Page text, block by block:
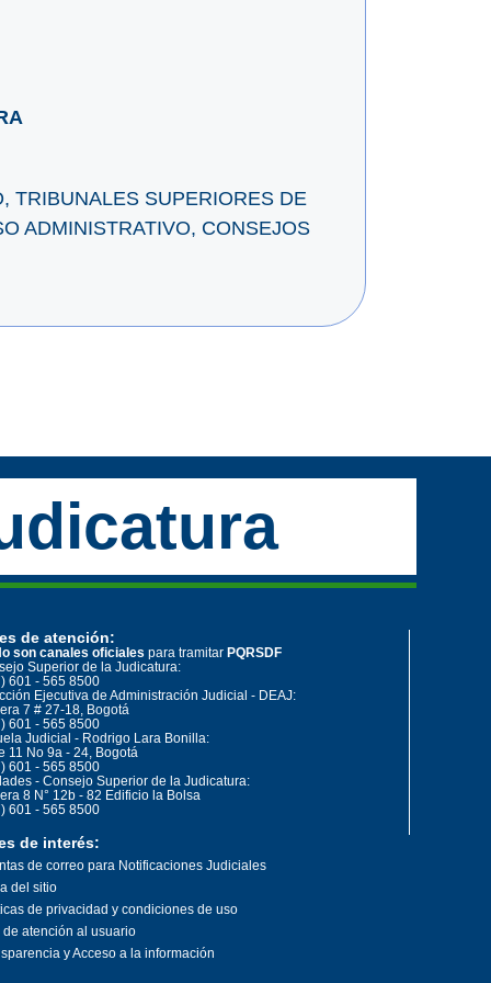
TRIBUNALES SUPERIORES DE
ADMINISTRATIVO, CONSEJOS
de atención:
son canales oficiales para tramitar PQRSDF
Superior de la Judicatura:
601 - 565 8500
Ejecutiva de Administración Judicial - DEAJ:
7 # 27-18, Bogotá
601 - 565 8500
Judicial - Rodrigo Lara Bonilla:
11 No 9a - 24, Bogotá
601 - 565 8500
- Consejo Superior de la Judicatura:
8 N° 12b - 82 Edificio la Bolsa
601 - 565 8500
de interés:
de correo para Notificaciones Judiciales
del sitio
de privacidad y condiciones de uso
de atención al usuario
y Acceso a la información